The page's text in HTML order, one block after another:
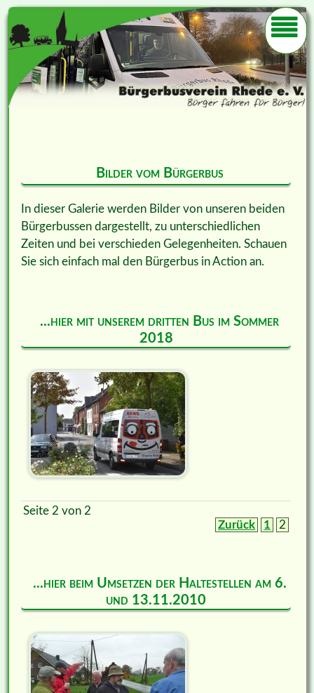
Bilder vom Bürgerbus
In dieser Galerie werden Bilder von unseren beiden
Bürgerbussen dargestellt, zu unterschiedlichen
Zeiten und bei verschieden Gelegenheiten. Schauen
Sie sich einfach mal den Bürgerbus in Action an.
...hier mit unserem dritten Bus im Sommer
2018
Seite 2 von 2
Zurück
1 2
...hier beim Umsetzen der Haltestellen am 6.
und 13.11.2010